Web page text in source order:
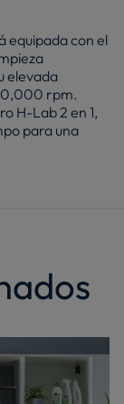
equipada con el
elevada
rpm.
H-Lab 2 en 1,
para una